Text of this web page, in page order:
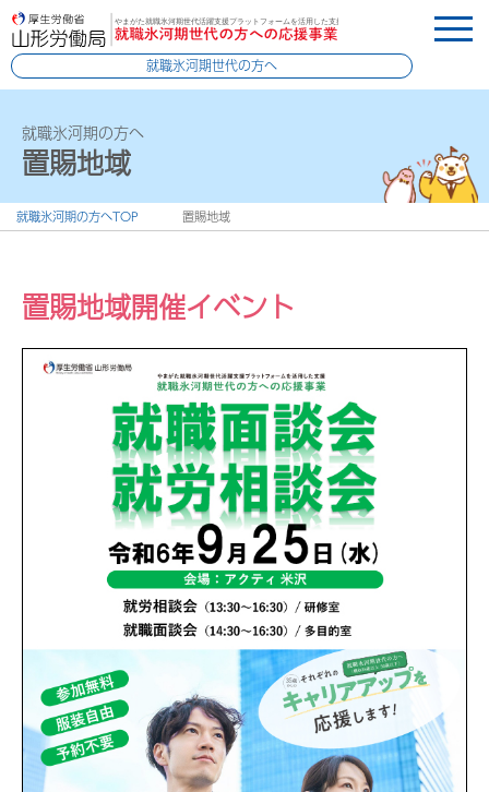
就職氷河期世代の方へ
就職氷河期の方へ
置賜地域
就職氷河期の方へTOP 置賜地域
置賜地域開催イベント